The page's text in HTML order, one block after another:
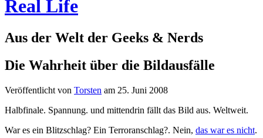
Real Life
Aus der Welt der Geeks & Nerds
Die Wahrheit über die Bildausfälle
Veröffentlicht von Torsten am 25. Juni 2008
Halbfinale. Spannung. und mittendrin fällt das Bild aus. Weltweit.
War es ein Blitzschlag? Ein Terroranschlag?. Nein, das war es nicht.